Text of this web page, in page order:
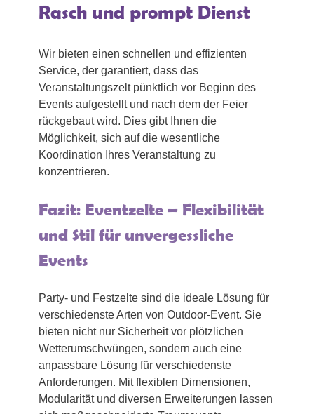
Rasch und prompt Dienst
Wir bieten einen schnellen und effizienten
Service, der garantiert, dass das
Veranstaltungszelt pünktlich vor Beginn des
Events aufgestellt und nach dem der Feier
rückgebaut wird. Dies gibt Ihnen die
Möglichkeit, sich auf die wesentliche
Koordination Ihres Veranstaltung zu
konzentrieren.
Fazit: Eventzelte – Flexibilität
und Stil für unvergessliche
Events
Party- und Festzelte sind die ideale Lösung für
verschiedenste Arten von Outdoor-Event. Sie
bieten nicht nur Sicherheit vor plötzlichen
Wetterumschwüngen, sondern auch eine
anpassbare Lösung für verschiedenste
Anforderungen. Mit flexiblen Dimensionen,
Modularität und diversen Erweiterungen lassen